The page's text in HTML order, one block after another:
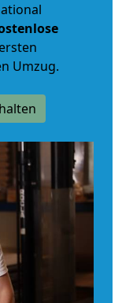
Umzug.